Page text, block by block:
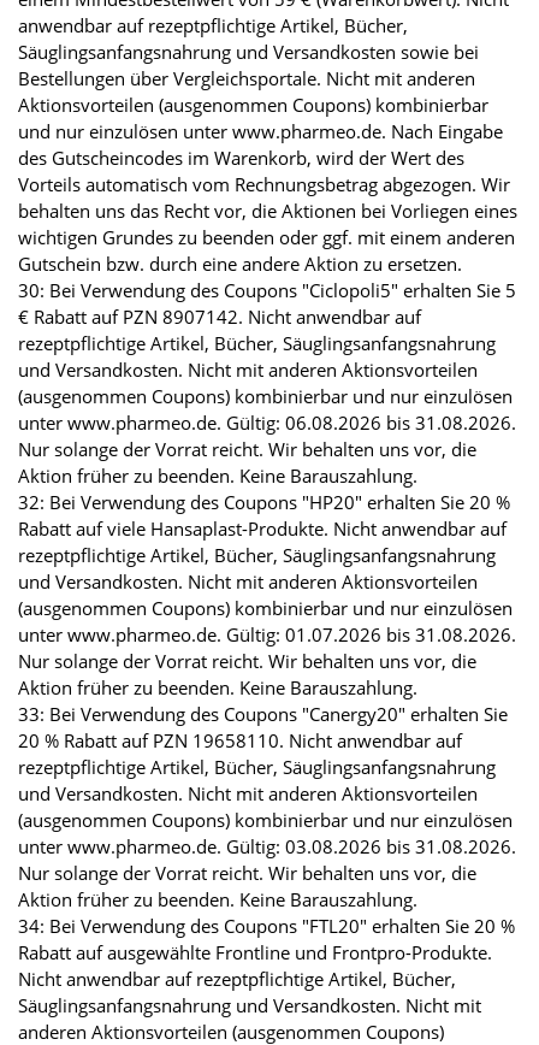
anwendbar auf rezeptpflichtige Artikel, Bücher,
Säuglingsanfangsnahrung und Versandkosten sowie bei
Bestellungen über Vergleichsportale. Nicht mit anderen
Aktionsvorteilen (ausgenommen Coupons) kombinierbar
und nur einzulösen unter www.pharmeo.de. Nach Eingabe
des Gutscheincodes im Warenkorb, wird der Wert des
Vorteils automatisch vom Rechnungsbetrag abgezogen. Wir
behalten uns das Recht vor, die Aktionen bei Vorliegen eines
wichtigen Grundes zu beenden oder ggf. mit einem anderen
Gutschein bzw. durch eine andere Aktion zu ersetzen.
30: Bei Verwendung des Coupons "Ciclopoli5" erhalten Sie 5
€ Rabatt auf PZN 8907142. Nicht anwendbar auf
rezeptpflichtige Artikel, Bücher, Säuglingsanfangsnahrung
und Versandkosten. Nicht mit anderen Aktionsvorteilen
(ausgenommen Coupons) kombinierbar und nur einzulösen
unter www.pharmeo.de. Gültig: 06.08.2026 bis 31.08.2026.
Nur solange der Vorrat reicht. Wir behalten uns vor, die
Aktion früher zu beenden. Keine Barauszahlung.
32: Bei Verwendung des Coupons "HP20" erhalten Sie 20 %
Rabatt auf viele Hansaplast-Produkte. Nicht anwendbar auf
rezeptpflichtige Artikel, Bücher, Säuglingsanfangsnahrung
und Versandkosten. Nicht mit anderen Aktionsvorteilen
(ausgenommen Coupons) kombinierbar und nur einzulösen
unter www.pharmeo.de. Gültig: 01.07.2026 bis 31.08.2026.
Nur solange der Vorrat reicht. Wir behalten uns vor, die
Aktion früher zu beenden. Keine Barauszahlung.
33: Bei Verwendung des Coupons "Canergy20" erhalten Sie
20 % Rabatt auf PZN 19658110. Nicht anwendbar auf
rezeptpflichtige Artikel, Bücher, Säuglingsanfangsnahrung
und Versandkosten. Nicht mit anderen Aktionsvorteilen
(ausgenommen Coupons) kombinierbar und nur einzulösen
unter www.pharmeo.de. Gültig: 03.08.2026 bis 31.08.2026.
Nur solange der Vorrat reicht. Wir behalten uns vor, die
Aktion früher zu beenden. Keine Barauszahlung.
34: Bei Verwendung des Coupons "FTL20" erhalten Sie 20 %
Rabatt auf ausgewählte Frontline und Frontpro-Produkte.
Nicht anwendbar auf rezeptpflichtige Artikel, Bücher,
Säuglingsanfangsnahrung und Versandkosten. Nicht mit
anderen Aktionsvorteilen (ausgenommen Coupons)